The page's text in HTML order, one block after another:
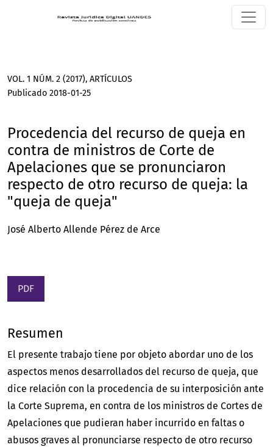
Procedencia del recurso de queja en contra de ministros
VOL. 1 NÚM. 2 (2017), ARTÍCULOS
Procedencia del recurso de queja en
contra de ministros de Corte de
Apelaciones que se pronunciaron
respecto de otro recurso de queja: la
"queja de queja"
Publicado 2018-01-25
José Alberto Allende Pérez de Arce
PDF
Resumen
El presente trabajo tiene por objeto abordar uno de los
aspectos menos desarrollados del recurso de queja, que
dice relación con la procedencia de su interposición ante
la Corte Suprema, en contra de los ministros de Cortes de
Apelaciones que pudieran haber incurrido en faltas o
abusos graves al pronunciarse respecto de otro recurso